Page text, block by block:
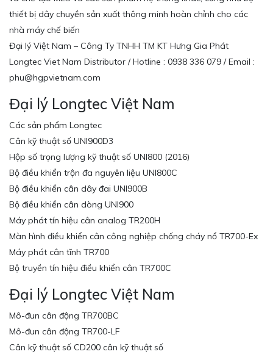
thiết bị dây chuyền sản xuất thông minh hoàn chỉnh cho các
nhà máy chế biến
Đại lý Việt Nam – Công Ty TNHH TM KT Hưng Gia Phát
Longtec Viet Nam Distributor / Hotline : 0938 336 079 / Email :
phu@hgpvietnam.com
Đại lý Longtec Việt Nam
Các sản phẩm Longtec
Cân kỹ thuật số UNI900D3
Hộp số trọng lượng kỹ thuật số UNI800 (2016)
Bộ điều khiển trộn đa nguyên liệu UNI800C
Bộ điều khiển cân dây đai UNI900B
Bộ điều khiển cân dòng UNI900
Máy phát tín hiệu cân analog TR200H
Màn hình điều khiển cân công nghiệp chống cháy nổ TR700-Ex
Máy phát cân tĩnh TR700
Bộ truyền tín hiệu điều khiển cân TR700C
Đại lý Longtec Việt Nam
Mô-đun cân động TR700BC
Mô-đun cân động TR700-LF
Cân kỹ thuật số CD200 cân kỹ thuật số